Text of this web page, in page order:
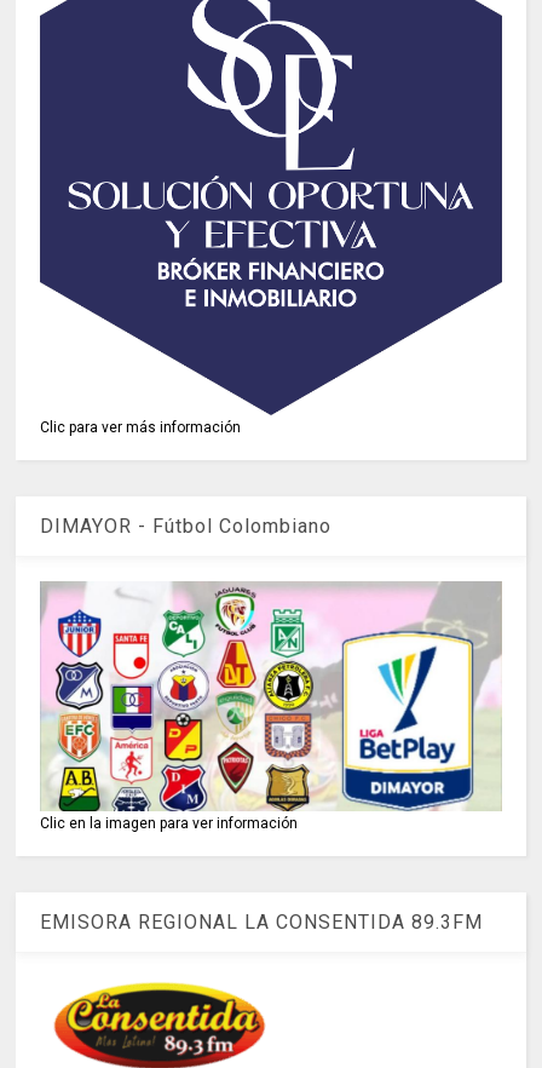
Clic para ver más información
DIMAYOR - Fútbol Colombiano
Clic en la imagen para ver información
EMISORA REGIONAL LA CONSENTIDA 89.3FM